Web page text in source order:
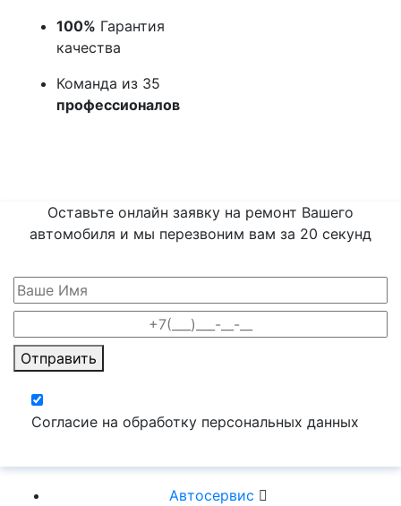
100% Гарантия
качества
Команда из 35
профессионалов
Оставьте онлайн заявку на ремонт Вашего
автомобиля и мы перезвоним вам за 20 секунд
Отправить
Согласие на обработку персональных данных
Автосервис